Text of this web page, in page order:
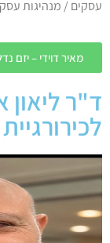
עסקים / מנהיגות
מאיר דוידי – יזם
ד"ר